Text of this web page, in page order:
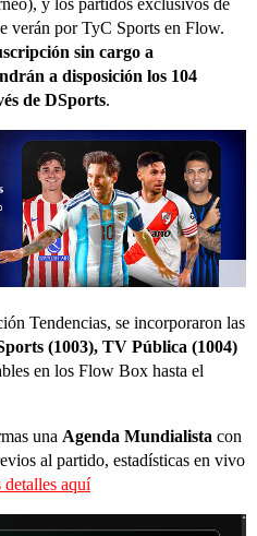
verán por TyC Sports en Flow.
sin cargo a
a disposición los 104
de DSports.
Tendencias, se incorporaron las
(1003), TV Pública (1004)
en los Flow Box hasta el
una Agenda Mundialista con
al partido, estadísticas en vivo
detalles aquí